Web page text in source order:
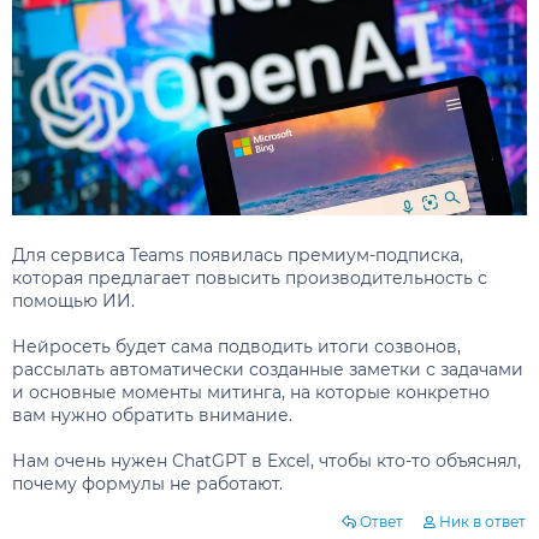
Для сервиса Teams появилась премиум-подписка,
которая предлагает повысить производительность с
помощью ИИ.
Нейросеть будет сама подводить итоги созвонов,
рассылать автоматически созданные заметки с задачами
и основные моменты митинга, на которые конкретно
вам нужно обратить внимание.
Нам очень нужен ChatGPT в Excel, чтобы кто-то объяснял,
почему формулы не работают.
Ответ Ник в ответ